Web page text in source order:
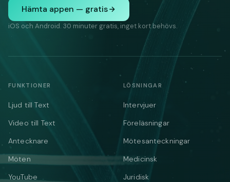
Hämta appen — gratis
iOS och Android. 30 minuter gratis, inget kort behövs.
FUNKTIONER
Ljud till Text
Video till Text
Antecknare
Möten
YouTube
LÖSNINGAR
Intervjuer
Föreläsningar
Mötesanteckningar
Medicinsk
Juridisk